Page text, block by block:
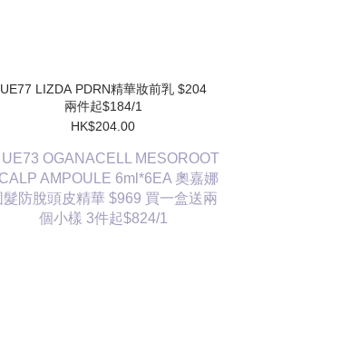
UE77 LIZDA PDRN精華妝前乳 $204
兩件起$184/1
HK$204.00